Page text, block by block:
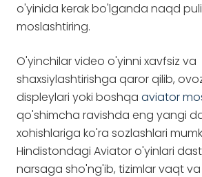
o'yinida kerak bo'lganda naqd
moslashtiring.
O'yinchilar video o'yinni xavfsiz va
shaxsiylashtirishga qaror qilib,
displeylari yoki boshqa aviator
qo'shimcha ravishda eng yangi
xohishlariga ko'ra sozlashlari
Hindistondagi Aviator o'yinlari
narsaga sho'ng'ib, tizimlar vaqt